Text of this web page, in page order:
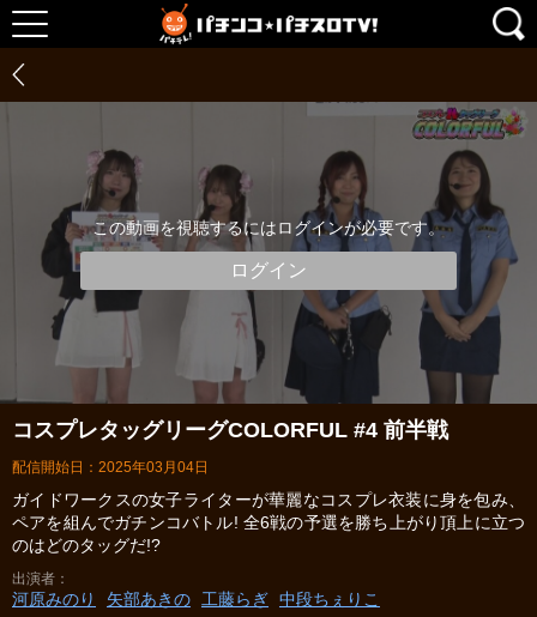
この動画を視聴するにはログインが必要です。
ログイン
コスプレタッグリーグCOLORFUL #4 前半戦
配信開始日：2025年03月04日
ガイドワークスの女子ライターが華麗なコスプレ衣装に身を包み、
ペアを組んでガチンコバトル! 全6戦の予選を勝ち上がり頂上に立つ
のはどのタッグだ!?
出演者
河原みのり 矢部あきの 工藤らぎ 中段ちぇりこ